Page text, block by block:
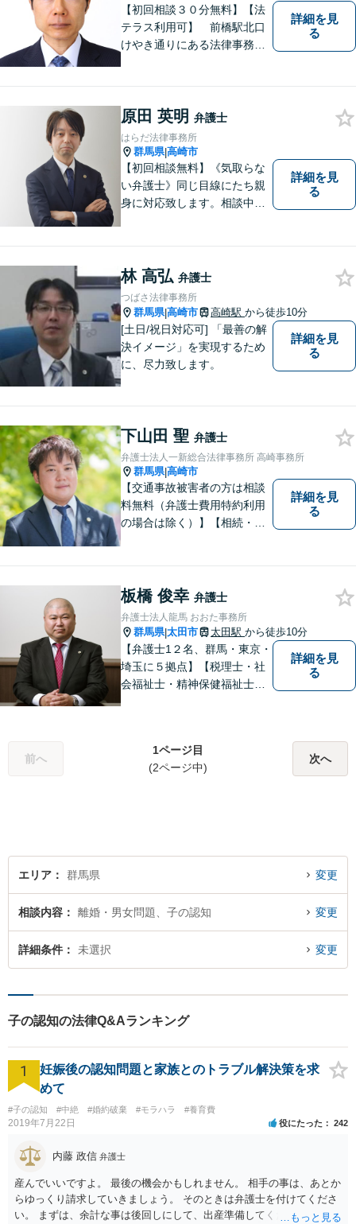
【初回相談３０分無料】【法
テラス利用可】 前橋駅北口
けやき通りにある法律事務所
詳細を見
る
原田 英明 弁護士
はらだ法律事務所
群馬県|高崎市
【初回相談無料】《気取らな
い弁護士》同じ目線にたち親
身に対応致します。相談中も
い合わせください。
詳細を見
る
林 高弘 弁護士
つばさ法律事務所
群馬県|高崎市 高崎駅 から徒歩10分
[土日/祝日対応可] 「最善の解
決イメージ」を実現するため
に、尽力致します。
詳細を見
る
下山田 聖 弁護士
弁護士法人一新総合法律事務所 高崎事務所
群馬県|高崎市
【交通事故被害者の方は相談
料無料（弁護士費用特約利用
の場合は除く）】【相続・債
で連携し、問題解決に向けて
取り組みます。おひとりで悩
まずに、お気軽にお問い合わ
せください。
詳細を見
る
板橋 俊幸 弁護士
弁護士法人龍馬 おおた事務所
群馬県|太田市 太田駅 から徒歩10分
【弁護士1２名、群馬・東京・
埼玉に５拠点】【税理士・社
会福祉士・精神保健福祉士が
詳細を見
る
前へ
1ページ目
(2ページ中)
次へ
エリア 群馬県 変更
相談内容 離婚・男女問題、子の認知 変更
詳細条件 未選択 変更
子の認知の法律Q&Aランキング
1
妊娠後の認知問題と家族とのトラブル解決策を求
めて
#子の認知 #中絶 #婚約破棄 #モラハラ #養育費
2019年7月22日 役にたった 242
内藤 政信 弁護士
産んでいいですよ。 最後の機会かもしれません。 相手の事は、あとか
らゆっくり請求していきましょう。 そのときは弁護士を付けてくださ
い。 まずは、余計な事は後回しにして、出産準備してください。